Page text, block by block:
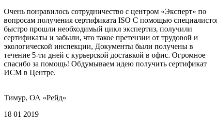
Очень понравилось сотрудничество с центром «Эксперт» по
вопросам получения сертификата ISO С помощью
быстро прошли необходимый цикл экспертиз, получили
сертификаты и забыли, что такое претензии от трудовой и
экологической инспекции, Документы были получены в
течение 5-ти дней с курьерской доставкой в офис. Огромное
спасибо за помощь! Обдумываем идею получить сертификат
ИСМ в Центре.
Тимур, ОА «Рейд»
18 01 2019